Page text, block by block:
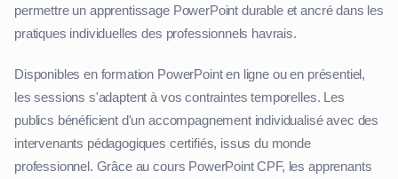
permettre un apprentissage PowerPoint durable et ancré dans les
pratiques individuelles des professionnels havrais.
Disponibles en formation PowerPoint en ligne ou en présentiel,
les sessions s'adaptent à vos contraintes temporelles. Les
publics bénéficient d'un accompagnement individualisé avec des
intervenants pédagogiques certifiés, issus du monde
professionnel. Grâce au cours PowerPoint CPF, les apprenants